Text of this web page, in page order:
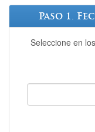
Paso 1.
Seleccione en